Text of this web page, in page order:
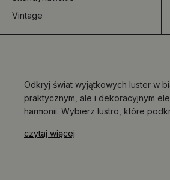
Vintage
Odkryj świat wyjątkowych luster w
praktycznym, ale i dekoracyjnym
harmonii. Wybierz lustro, które
czytaj więcej